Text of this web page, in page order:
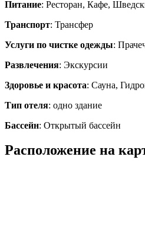
Питание: Ресторан, Кафе,
Транспорт: Трансфер
Услуги по чистке одежды:
Развлечения: Экскурсии
Здоровье и красота: Сауна,
Тип отеля: одно здание
Бассейн: Открытый бассейн
Расположение на